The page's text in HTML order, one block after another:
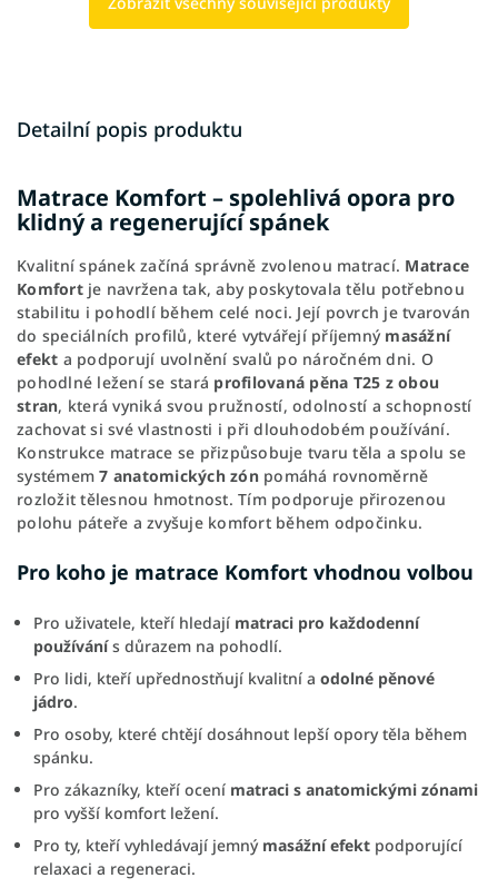
Detailní popis produktu
Matrace Komfort – spolehlivá opora pro
klidný a regenerující spánek
Kvalitní spánek začíná správně zvolenou matrací. Matrace
Komfortje navržena tak, aby poskytovala tělu potřebnou
stabilitu i pohodlí během celé noci. Její povrch je tvarován
do speciálních profilů, které vytvářejí příjemný masážní
efekt a podporují uvolnění svalů po náročném dni. O
pohodlné ležení se stará profilovaná pěna T25 z obou
stran, která vyniká svou pružností, odolností a schopností
zachovat si své vlastnosti i při dlouhodobém používání.
Konstrukce matrace se přizpůsobuje tvaru těla a spolu se
systémem7 anatomických zónpomáhá rovnoměrně
rozložit tělesnou hmotnost. Tím podporuje přirozenou
polohu páteře a zvyšuje komfort během odpočinku.
Pro koho je matrace Komfort vhodnou volbou
Pro uživatele, kteří hledají matraci pro každodenní
používánís důrazem na pohodlí.
Pro lidi, kteří upřednostňují kvalitní a odolné pěnové
jádro.
Pro osoby, které chtějí dosáhnout lepší opory těla během
spánku.
Pro zákazníky, kteří ocení matraci s anatomickými zónami
pro vyšší komfort ležení.
Pro ty, kteří vyhledávají jemný masážní efekt podporující
relaxaci a regeneraci.